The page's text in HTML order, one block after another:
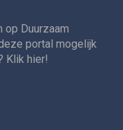
op Duurzaam
portal mogelijk
Klik hier!